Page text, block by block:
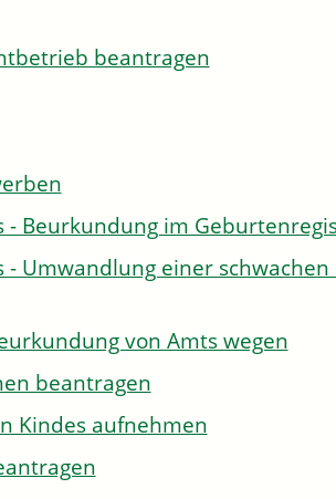
beantragen
Beurkundung im
Umwandlung einer
von Amts wegen
beantragen
Kindes aufnehmen